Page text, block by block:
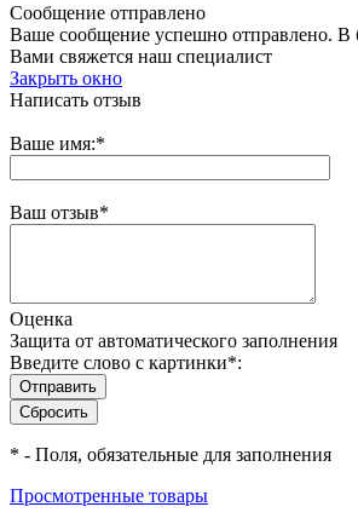
Сообщение отправлено
Ваше сообщение успешно отправлено. В
Вами свяжется наш специалист
Закрыть окно
Написать отзыв
Ваше имя:*
Ваш отзыв*
Оценка
Защита от автоматического заполнения
Введите слово с картинки*:
* - Поля, обязательные для заполнения
Просмотренные товары